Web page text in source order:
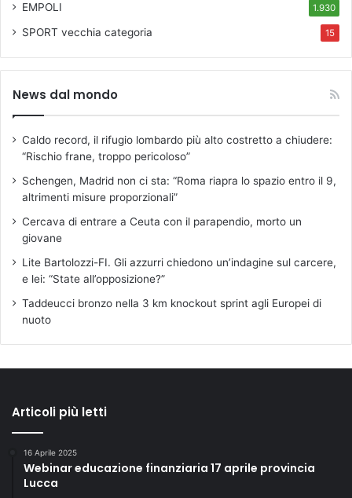
EMPOLI 1.930
SPORT vecchia categoria 15
News dal mondo
Caldo record, il rifugio lombardo più alto costretto a chiudere:
“Rischio frane, troppo pericoloso”
Schengen, Madrid non ci sta: “Roma riapra lo spazio entro il 9,
altrimenti misure proporzionali”
Cercava di entrare a Ceuta con il parapendio, morto un
giovane
Lite Bartolozzi-FI. Gli azzurri chiedono un’indagine sul carcere,
e lei: “State all’opposizione?”
Taddeucci bronzo nella 3 km knockout sprint agli Europei di
nuoto
Articoli più letti
16 Aprile 2025
Webinar educazione finanziaria 17 aprile provincia
Lucca